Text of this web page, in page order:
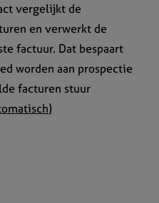
vergelijkt de
en verwerkt de
factuur. Dat bespaart
worden aan prospectie
facturen stuur